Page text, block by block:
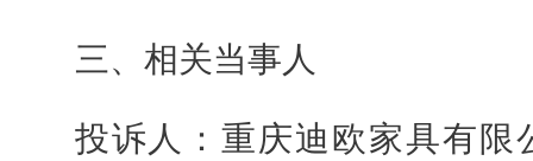
三、相关当事人
投诉人：重庆迪欧家具有限